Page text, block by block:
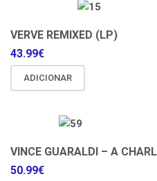
VERVE REMIXED (LP)
43.99€
ADICIONAR
VINCE GUARALDI – A
50.99€